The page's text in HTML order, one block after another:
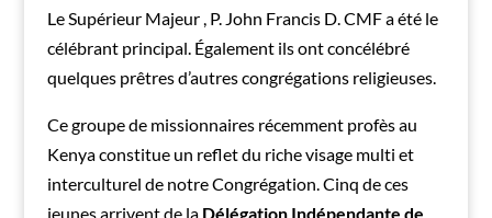
Le Supérieur Majeur , P. John Francis D. CMF a été le
célébrant principal. Également ils ont concélébré
quelques prêtres d’autres congrégations religieuses.
Ce groupe de missionnaires récemment profès au
Kenya constitue un reflet du riche visage multi et
interculturel de notre Congrégation. Cinq de ces
jeunes arrivent de la Délégation Indépendante de